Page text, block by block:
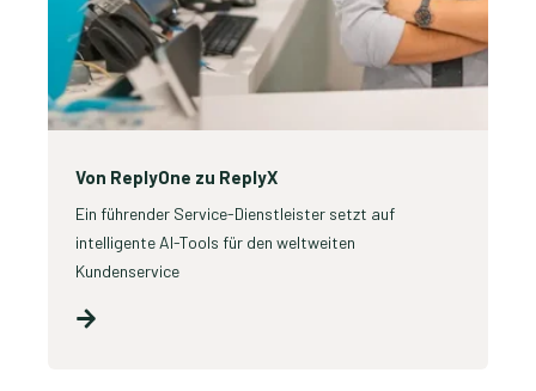
Von ReplyOne zu ReplyX
Ein führender Service-Dienstleister setzt auf
intelligente AI-Tools für den weltweiten
Kundenservice